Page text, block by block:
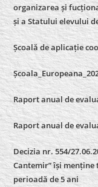
organizarea și
și a Statului elevului
Școală de aplicație
Raport anual de
Raport anual de
Decizia nr. 554/
Cantemir” își
perioadă de 5 ani